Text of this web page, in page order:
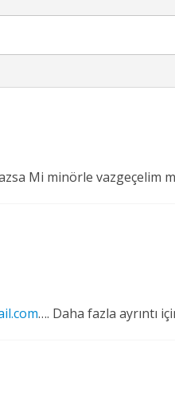
Mi minörle vazgeçelim
…. Daha fazla ayrıntı